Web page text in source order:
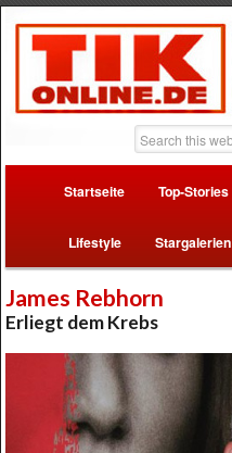
Startseite Top-Stories
Lifestyle Stargalerien
James Rebhorn
Erliegt dem Krebs